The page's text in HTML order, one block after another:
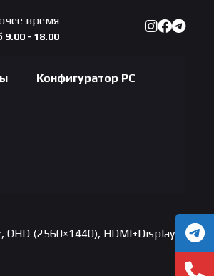
время
9.00 - 18.00
Конфигуратор PC
QHD (2560×1440), HDMI+Display